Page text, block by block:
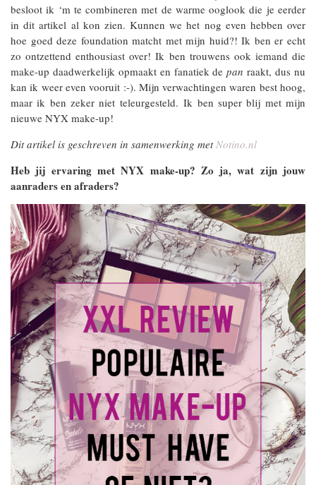
besloot ik ‘m te combineren met de warme ooglook die je eerder
in dit artikel al kon zien. Kunnen we het nog even hebben over
hoe goed deze foundation matcht met mijn huid?! Ik ben er echt
zo ontzettend enthousiast over! Ik ben trouwens ook iemand die
make-up daadwerkelijk opmaakt en fanatiek depan raakt, dus nu
kan ik weer even vooruit :-). Mijn verwachtingen waren best hoog,
maar ik ben zeker niet teleurgesteld. Ik ben super blij met mijn
nieuwe NYX make-up!
Dit artikel is geschreven in samenwerking met Notino.nl
Heb jij ervaring met NYX make-up? Zo ja, wat zijn jouw
aanraders en afraders?